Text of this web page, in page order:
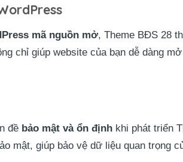
mã nguồn mở, Theme BĐS 28
chỉ giúp website của bạn dễ dàng
đề bảo mật và ổn định khi phát triển
mật, giúp bảo vệ dữ liệu quan trọng